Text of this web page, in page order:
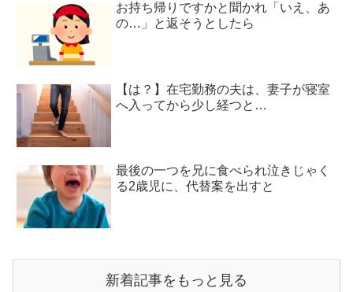
お持ち帰りですかと聞かれ「いえ、あ
の…」と返そうとしたら
【は？】在宅勤務の夫は、妻子が寝室
へ入ってから少し経つと…
最後の一つを兄に食べられ泣きじゃく
る2歳児に、代替案を出すと
新着記事をもっと見る